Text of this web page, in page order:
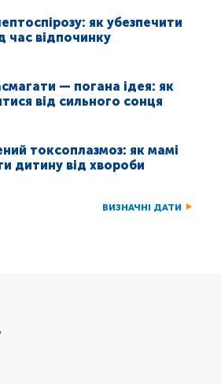
як убезпечити
час відпочинку
— погана ідея: як
від сильного сонця
токсоплазмоз: як мамі
дитину від хвороби
ВИЗНАЧНІ ДАТИ